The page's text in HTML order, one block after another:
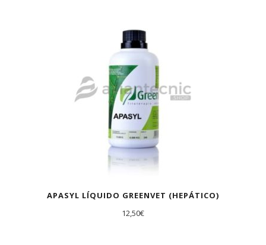
APASYL LÍQUIDO GREENVET (HEPÁTICO)
12,50€